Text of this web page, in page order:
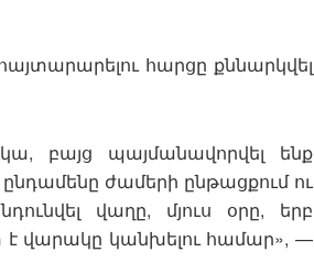
հարցը քննարկվել
բայց պայմանավորվել ենք
ժամերի ընթացքում ու
վաղը, մյուս օրը, երբ
վարակը կանխելու համար», —